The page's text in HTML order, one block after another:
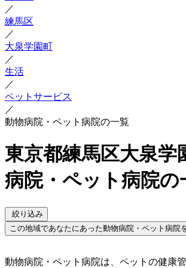
／
練馬区
／
大泉学園町
／
生活
／
ペットサービス
／
動物病院・ペット病院の一覧
東京都練馬区大泉学
病院・ペット病院の
絞り込み
この地域であなたにあった動物病院・ペット病院
動物病院・ペット病院は、ペットの健康